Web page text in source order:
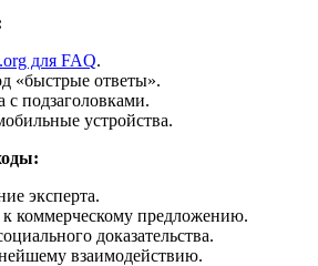
для FAQ.
«быстрые ответы».
с подзаголовками.
устройства.
эксперта.
коммерческому предложению.
доказательства.
взаимодействию.